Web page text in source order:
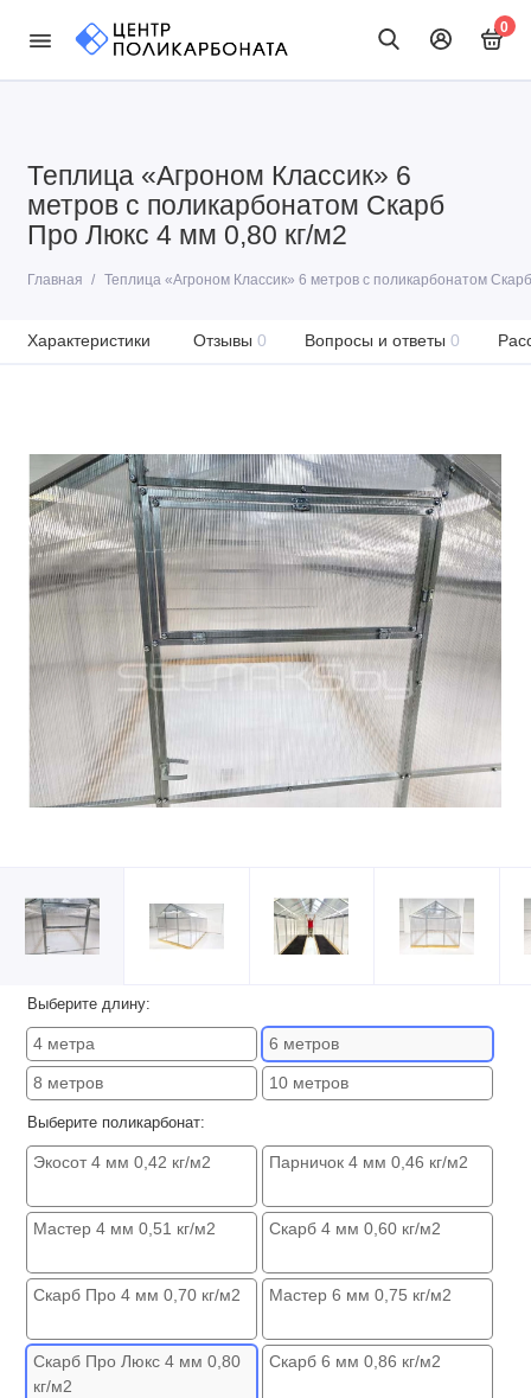
0
Теплица «Агроном Классик» 6
метров с поликарбонатом Скарб
Про Люкс 4 мм 0,80 кг/м2
Главная Теплица «Агроном Классик» 6 метров с поликарбонатом
Характеристики Отзывы 0 Вопросы и ответы 0
Выберите длину:
4 метра 6 метров
8 метров 10 метров
Выберите поликарбонат:
Экосот 4 мм 0,42 кг/м2 Парничок 4 мм 0,46 кг/м2
Мастер 4 мм 0,51 кг/м2 Скарб 4 мм 0,60 кг/м2
Скарб Про 4 мм 0,70 кг/м2 Мастер 6 мм 0,75 кг/м2
Скарб Про Люкс 4 мм 0,80
кг/м2
Скарб 6 мм 0,86 кг/м2